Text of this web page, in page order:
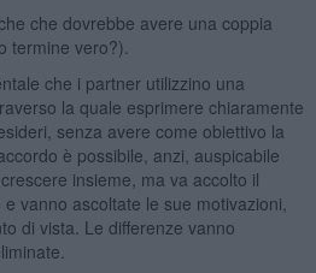
che dovrebbe avere una coppia
termine vero?).
che i partner utilizzino una
la quale esprimere chiaramente
senza avere come obiettivo la
è possibile, anzi, auspicabile
insieme, ma va accolto il
vanno ascoltate le sue motivazioni,
di vista. Le differenze vanno